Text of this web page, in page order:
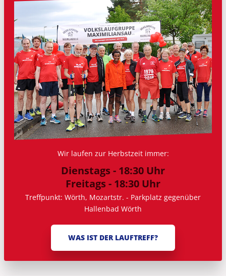
Wir laufen zur Herbstzeit immer:
Dienstags - 18:30 Uhr
Freitags - 18:30 Uhr
Treffpunkt: Wörth, Mozartstr. - Parkplatz gegenüber
Hallenbad Wörth
WAS IST DER LAUFTREFF?